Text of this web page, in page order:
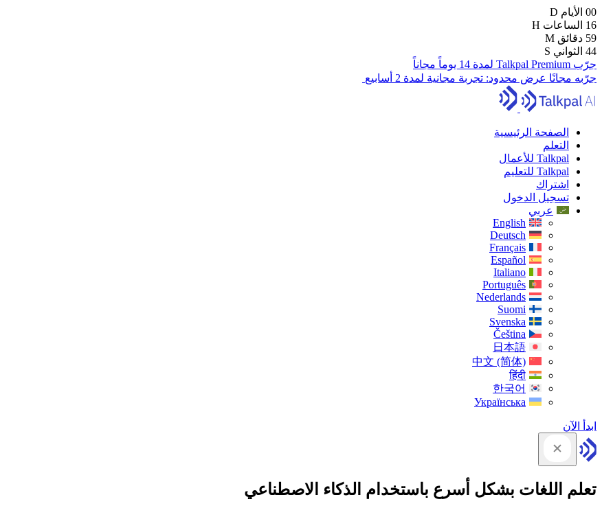
00 الأيام D
16 الساعات H
59 دقائق M
42 الثواني S
جرّب Talkpal Premium لمدة 14 يوماً مجاناً
جرّبه مجانًا عرض محدود: تجربة مجانية لمدة 2 أسابيع
الصفحة الرئيسية
التعلم
Talkpal للأعمال
Talkpal للتعليم
اشتراك
تسجيل الدخول
عربي
English
Deutsch
Français
Español
Italiano
Português
Nederlands
Suomi
Svenska
Čeština
日本語
中文 (简体)
हिंदी
한국어
Українська
ابدأ الآن
تعلم اللغات بشكل أسرع باستخدام الذكاء الاصطناعي